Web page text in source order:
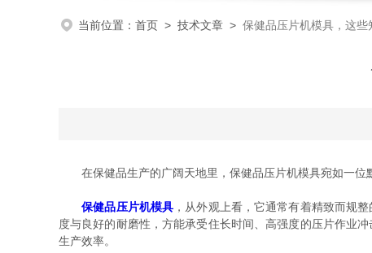
当前位置： 首页 > 技术文章 > 保健品压片机模具，这些
在保健品生产的广阔天地里，保健品压片机模具宛如一位
保健品压片机模具 ，从外观上看，它通常有着精致而规
度与良好的耐磨性，方能承受住长时间、高强度的压片作业
生产效率。